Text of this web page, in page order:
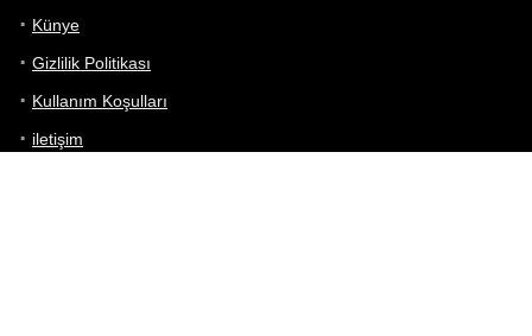
Künye
Gizlilik Politikası
Kullanım Koşulları
iletişim